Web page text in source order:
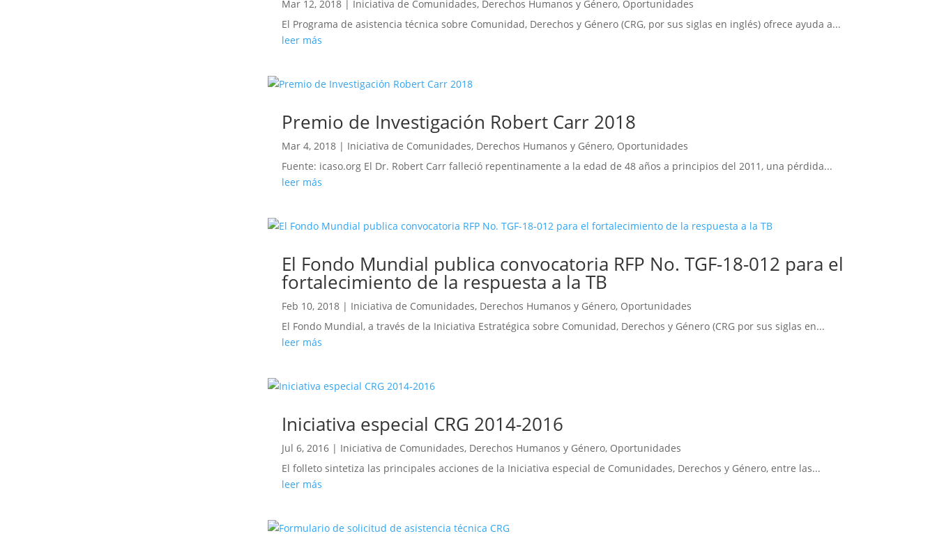
Mar 12, 2018 | Iniciativa de Comunidades, Derechos Humanos y Género, Oportunidades
El Programa de asistencia técnica sobre Comunidad, Derechos y Género (CRG, por sus siglas en inglés) ofrece ayuda a...
leer más
Premio de Investigación Robert Carr 2018
Mar 4, 2018 | Iniciativa de Comunidades, Derechos Humanos y Género, Oportunidades
Fuente: icaso.org El Dr. Robert Carr falleció repentinamente a la edad de 48 años a principios del 2011, una pérdida...
leer más
El Fondo Mundial publica convocatoria RFP No. TGF-18-012 para el
fortalecimiento de la respuesta a la TB
Feb 10, 2018 | Iniciativa de Comunidades, Derechos Humanos y Género, Oportunidades
El Fondo Mundial, a través de la Iniciativa Estratégica sobre Comunidad, Derechos y Género (CRG por sus siglas en...
leer más
Iniciativa especial CRG 2014-2016
Jul 6, 2016 | Iniciativa de Comunidades, Derechos Humanos y Género, Oportunidades
El folleto sintetiza las principales acciones de la Iniciativa especial de Comunidades, Derechos y Género, entre las...
leer más